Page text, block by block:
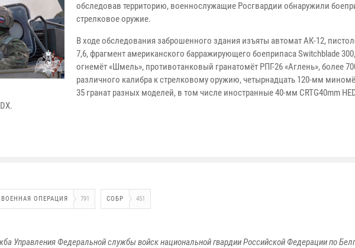
обследовав территорию, военнослужащие Росгвардии обнаружили
стрелковое оружие.
В ходе обследования заброшенного здания изъяты автомат АК-12,
7,6, фрагмент американского барражирующего боеприпаса Switchblade
огнемёт «Шмель», противотанковый гранатомёт РПГ-26 «Аглень», более
различного калибра к стрелковому оружию, четырнадцать 120-мм
35 гранат разных моделей, в том числе иностранные 40-мм CRTG40mm
ОПЕРАЦИЯ 791 СОБР 451
Управления Федеральной службы войск национальной гвардии Российской Федерации по